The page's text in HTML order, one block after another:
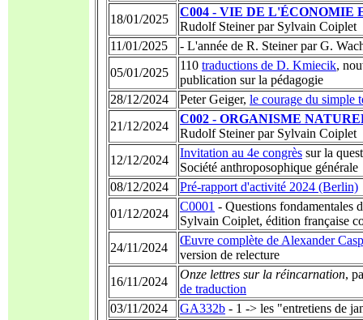
18/01/2025
C004 - VIE DE L'ÉCONOMIE
Rudolf Steiner par Sylvain Coiplet
11/01/2025
- L'année de R. Steiner par G.
05/01/2025
110 traductions de D. Kmiecik,
publication sur la pédagogie
28/12/2024
Peter Geiger, le courage du simple
21/12/2024
C002 - ORGANISME
Rudolf Steiner par Sylvain Coiplet
12/12/2024
Invitation au 4e congrès sur la
Société anthroposophique générale
08/12/2024
Pré-rapport d'activité 2024 (Berlin)
01/12/2024
C0001 - Questions fondamentales
Sylvain Coiplet, édition française
24/11/2024
Œuvre complète de Alexander
version de relecture
16/11/2024
Onze lettres sur la réincarnation,
de traduction
03/11/2024
GA332b - 1 -> les "entretiens de